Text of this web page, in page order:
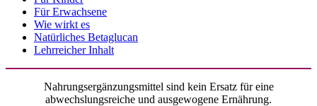
Für Erwachsene
Wie wirkt es
Natürliches Betaglucan
Lehrreicher Inhalt
Nahrungsergänzungsmittel sind kein Ersatz für eine
abwechslungsreiche und ausgewogene Ernährung.